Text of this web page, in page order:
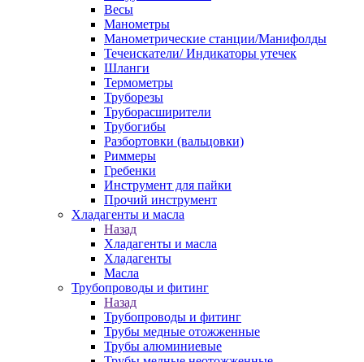
Весы
Манометры
Манометрические станции/Манифолды
Течеискатели/ Индикаторы утечек
Шланги
Термометры
Труборезы
Труборасширители
Трубогибы
Разбортовки (вальцовки)
Риммеры
Гребенки
Инструмент для пайки
Прочий инструмент
Хладагенты и масла
Назад
Хладагенты и масла
Хладагенты
Масла
Трубопроводы и фитинг
Назад
Трубопроводы и фитинг
Трубы медные отожженные
Трубы алюминиевые